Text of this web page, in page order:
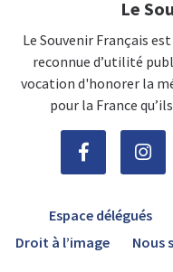
Le
Le Souvenir Français
reconnue d’utilité
vocation d'honorer la
pour la France
Espace délégués
Droit à l’image
Nous